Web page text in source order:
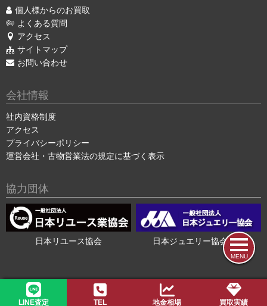
MENU
LINE査定 TEL 地金相場 買取実績
個人様からのお買取
よくある質問
アクセス
サイトマップ
お問い合わせ
会社情報
社内資格制度
アクセス
プライバシーポリシー
運営会社・古物営業法の規定に基づく表示
協力団体
日本リユース協会 日本ジュエリー協会会員
2015-2026 © 色石・宝石買取の色石BANK